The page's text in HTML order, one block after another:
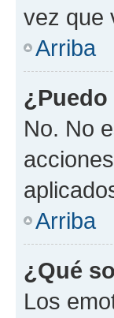
vez que
Arriba
¿Puedo
No. No
Arriba
¿Qué
Los